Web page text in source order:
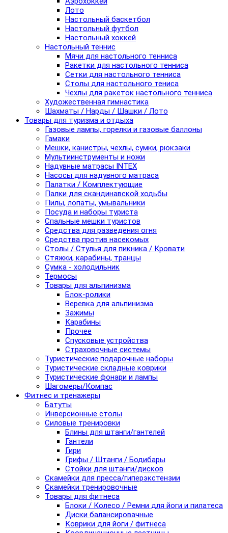
Лото
Настольный баскетбол
Настольный футбол
Настольный хоккей
Настольный теннис
Мячи для настольного тенниса
Ракетки для настольного тенниса
Сетки для настольного тенниса
Столы для настольного тениса
Чехлы для ракеток настольного тенниса
Художественная гимнастика
Шахматы / Нарды / Шашки / Лото
Товары для туризма и отдыха
Газовые лампы, горелки и газовые баллоны
Гамаки
Мешки, канистры, чехлы, сумки, рюкзаки
Мультиинструменты и ножи
Надувные матрасы INTEX
Насосы для надувного матраса
Палатки / Комплектующие
Палки для скандинавской ходьбы
Пилы, лопаты, умывальники
Посуда и наборы туриста
Спальные мешки туристов
Средства для разведения огня
Средства против насекомых
Столы / Стулья для пикника / Кровати
Стяжки, карабины, транцы
Сумка - холодильник
Термосы
Товары для альпинизма
Блок-ролики
Веревка для альпинизма
Зажимы
Карабины
Прочее
Спусковые устройства
Страховочные системы
Туристические подарочные наборы
Туристические складные коврики
Туристические фонари и лампы
Шагомеры/Компас
Фитнес и тренажеры
Батуты
Инверсионные столы
Силовые тренировки
Блины для штанги/гантелей
Гантели
Гири
Грифы / Штанги / Бодибары
Стойки для штанги/дисков
Скамейки для пресса/гиперэкстензии
Скамейки тренировочные
Товары для фитнеса
Блоки / Колесо / Ремни для йоги и пилатеса
Диски балансировачные
Коврики для йоги / фитнеса